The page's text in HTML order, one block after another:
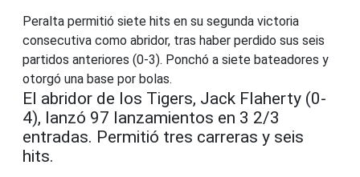
Peralta permitió siete hits en su segunda victoria
consecutiva como abridor, tras haber perdido sus seis
partidos anteriores (0-3). Ponchó a siete bateadores y
otorgó una base por bolas.
El abridor de los Tigers, Jack Flaherty (0-
4), lanzó 97 lanzamientos en 3 2/3
entradas. Permitió tres carreras y seis
hits.